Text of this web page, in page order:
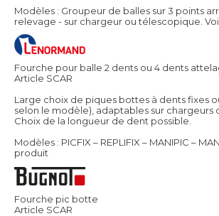
Modèles : Groupeur de balles sur 3 points
relevage - sur chargeur ou télescopique.
Fourche pour balle 2 dents ou 4 dents
Article SCAR
Large choix de piques bottes à dents fixes
selon le modèle), adaptables sur chargeurs
Choix de la longueur de dent possible.
Modèles : PICFIX – REPLIFIX – MANIPIC –
produit
Fourche pic botte
Article SCAR